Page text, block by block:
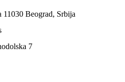
11030 Beograd, Srbija
7